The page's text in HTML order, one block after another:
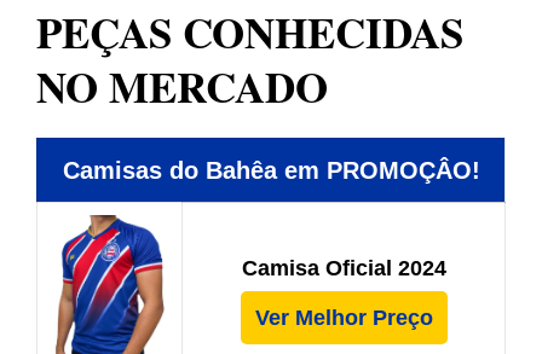
PEÇAS CONHECIDAS
NO MERCADO
Camisas do Bahêa em PROMOÇÂO!
Camisa Oficial 2024
Ver Melhor Preço